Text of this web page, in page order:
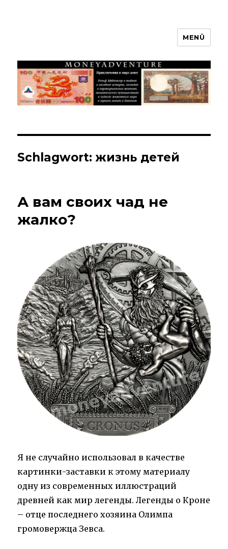
MENÜ
Schlagwort:жизнь детей
А вам своих чад не
жалко?
Я не случайно использовал в качестве
картинки-заставки к этому материалу
одну из современных иллюстраций
древней как мир легенды. Легенды о Кроне
– отце последнего хозяина Олимпа
громовержца Зевса.